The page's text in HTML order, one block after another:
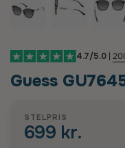
4.7/5.0 |
Guess
STELPRIS
699 kr.